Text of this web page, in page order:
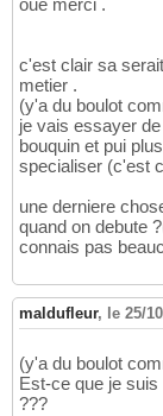
oue merci .
c'est clair sa
metier .
(y'a du boulot
je vais essayer
bouquin et pui
specialiser (c'est
une derniere
quand on debute
connais pas
maldufleur, le 25/
(y'a du boulot
Est-ce que je
???